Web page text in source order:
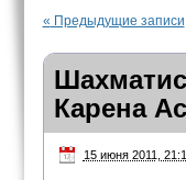
« Предыдущие записи
Карена
15 июня 2011,